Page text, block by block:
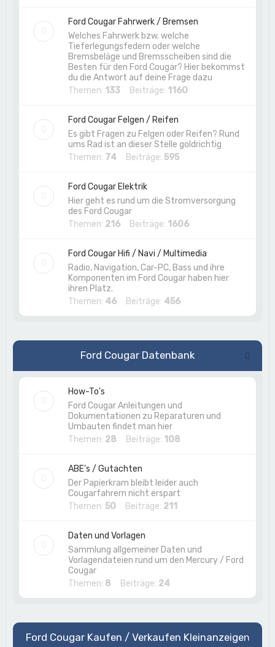
Ford Cougar Fahrwerk / Bremsen
Welches Fahrwerk bzw. welche
Tieferlegungsfedern oder welche
Bremsbeläge und Bremsscheiben sind die
Besten für den Ford Cougar? Hier bekommst
du die Antwort auf deine Frage dazu
Themen: 133 Beiträge: 1160
Ford Cougar Felgen / Reifen
Es gibt Fragen zu Felgen oder Reifen? Rund
ums Rad ist an dieser Stelle goldrichtig
Themen: 74 Beiträge: 595
Ford Cougar Elektrik
Hier geht es rund um die Stromversorgung
des Ford Cougar
Themen: 216 Beiträge: 1606
Ford Cougar Hifi / Navi / Multimedia
Radio, Navigation, Car-PC, Bass und ihre
Komponenten im Ford Cougar haben hier
ihren Platz.
Themen: 46 Beiträge: 456
Ford Cougar Datenbank
How-To's
Ford Cougar Anleitungen und
Dokumentationen zu Reparaturen und
Umbauten findet man hier
Themen: 28 Beiträge: 108
ABE's / Gutachten
Der Papierkram bleibt leider auch
Cougarfahrern nicht erspart
Themen: 50 Beiträge: 211
Daten und Vorlagen
Sammlung allgemeiner Daten und
Vorlagendateien rund um den Mercury / Ford
Cougar
Themen: 8 Beiträge: 24
Ford Cougar Kaufen / Verkaufen Kleinanzeigen